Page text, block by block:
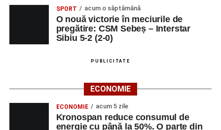
SPORT acum o săptămână
O nouă victorie în meciurile de
pregătire: CSM Sebeș – Interstar
Sibiu 5-2 (2-0)
PUBLICITATE
ECONOMIE
ECONOMIE acum 5 zile
Kronospan reduce consumul de
energie cu până la 50%. O parte din